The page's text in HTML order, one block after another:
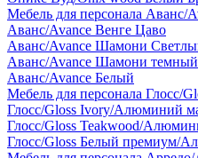
Мебель для персонала Аванс/
Аванс/Avance Венге Цаво
Аванс/Avance Шамони
Аванс/Avance Шамони темный
Аванс/Avance Белый
Мебель для персонала Глосс/
Глосс/Gloss Ivory/Алюминий
Глосс/Gloss Teakwood/
Глосс/Gloss Белый премиум/